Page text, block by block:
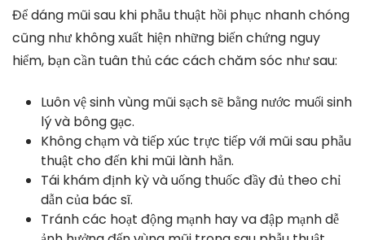
Để dáng mũi sau khi phẫu thuật hồi phục nhanh chóng
cũng như không xuất hiện những biến chứng nguy
hiểm, bạn cần tuân thủ các cách chăm sóc như sau:
Luôn vệ sinh vùng mũi sạch sẽ bằng nước muối sinh
lý và bông gạc.
Không chạm và tiếp xúc trực tiếp với mũi sau phẫu
thuật cho đến khi mũi lành hẳn.
Tái khám định kỳ và uống thuốc đầy đủ theo chỉ
dẫn của bác sĩ.
Tránh các hoạt động mạnh hay va đập mạnh dễ